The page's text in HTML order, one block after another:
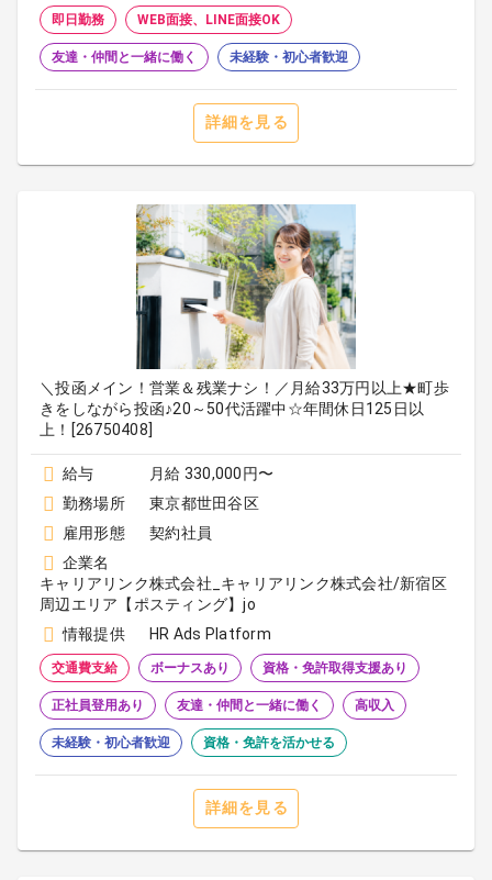
即日勤務 WEB面接、LINE面接OK
友達・仲間と一緒に働く 未経験・初心者歓迎
詳細を見る
＼投函メイン！営業＆残業ナシ！／月給33万円以上★町歩
きをしながら投函♪20～50代活躍中☆年間休日125日以
上！[26750408]
給与
月給 330,000円〜
勤務場所
東京都世田谷区
雇用形態
契約社員
企業名
キャリアリンク株式会社_キャリアリンク株式会社/新宿区
周辺エリア【ポスティング】jo
情報提供
HR Ads Platform
交通費支給 ボーナスあり 資格・免許取得支援あり
正社員登用あり 友達・仲間と一緒に働く 高収入
未経験・初心者歓迎 資格・免許を活かせる
詳細を見る